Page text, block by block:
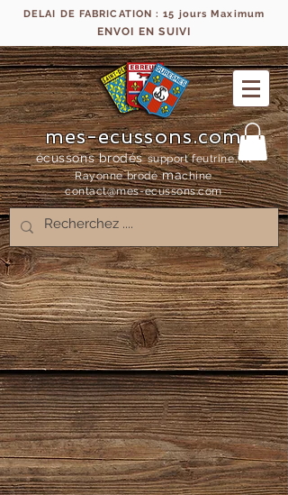
DELAI DE FABRICATION : 15 jours Maximum
ENVOI EN SUIVI
mes-ecussons.com
écussons brodés support feutrine, fil
Rayonne brodémachine
contact@mes-ecussons.com